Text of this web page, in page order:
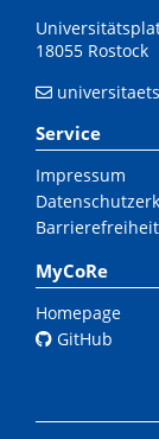
18055 Rostock
Service
Impressum
Barrierefreiheit
MyCoRe
Homepage
GitHub